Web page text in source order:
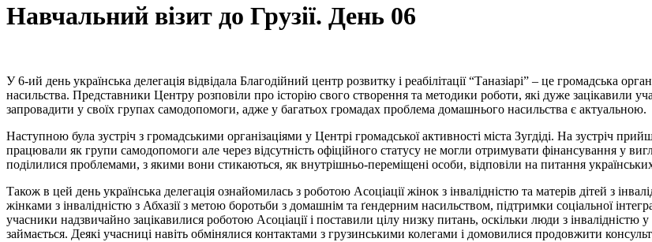
Навчальний візит до Грузії. День 06
У 6-ий день українська делегація відвідала Благодійний центр розвитку і реабілітації “Таназіарі” – це громадська
насильства. Представники Центру розповіли про історію свого створення та методики роботи, які дуже зацікавили
запровадити у своїх групах самодопомоги, адже у багатьох громадах проблема домашнього насильства є актуальною.
Наступною була зустріч з громадськими організаціями у Центрі громадської активності міста Зугдіді. На зустріч
працювали як групи самодопомоги але через відсутність офіційного статусу не могли отримувати фінансування у
поділилися проблемами, з якими вони стикаються, як внутрішньо-переміщені особи, відповіли на питання
Також в цей день українська делегація ознайомилась з роботою Асоціації жінок з інвалідністю та матерів дітей з
жінками з інвалідністю з Абхазії з метою боротьби з домашнім та ґендерним насильством, підтримки соціальної
учасники надзвичайно зацікавилися роботою Асоціації і поставили цілу низку питань, оскільки люди з інвалідністю
займається. Деякі учасниці навіть обмінялися контактами з грузинськими колегами і домовилися продовжити